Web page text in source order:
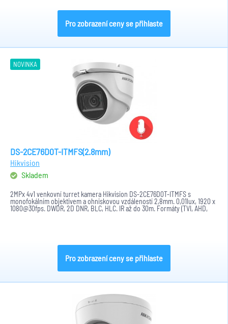
Pro zobrazení ceny se přihlaste
NOVINKA
DS-2CE76D0T-ITMFS(2.8mm)
Hikvision
Skladem
2MPx 4v1 venkovní turret kamera Hikvision DS-2CE76D0T-ITMFS s
monofokálním objektivem a ohniskovou vzdáleností 2,8mm. 0,01lux, 1920 x
1080@30fps. DWDR, 2D DNR, BLC, HLC. IR až do 30m. Formáty (TVI, AHD,
Pro zobrazení ceny se přihlaste